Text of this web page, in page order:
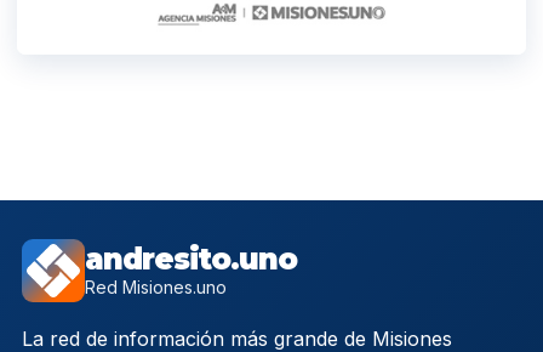
andresito.uno
Red Misiones.uno
La red de información más grande de Misiones